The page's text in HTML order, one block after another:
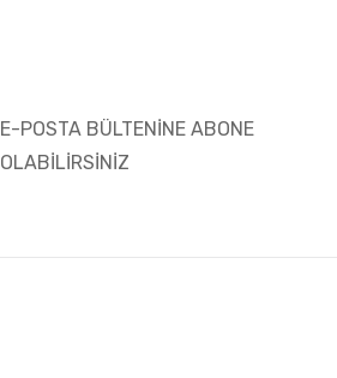
E-POSTA BÜLTENİNE ABONE
OLABİLİRSİNİZ